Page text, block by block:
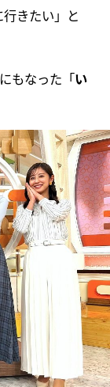
きたい」と
もなった「い